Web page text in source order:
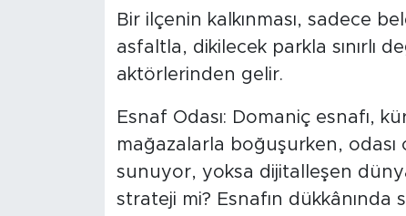
Bir ilçenin kalkınması, sadece
asfaltla, dikilecek parkla sınırlı
aktörlerinden gelir.
Esnaf Odası: Domaniç esnafı,
mağazalarla boğuşurken, odası
sunuyor, yoksa dijitalleşen
strateji mi? Esnafın